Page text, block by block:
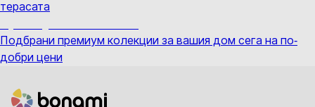
терасата
Подбрани премиум колекции за вашия дом сега на по-
добри цени